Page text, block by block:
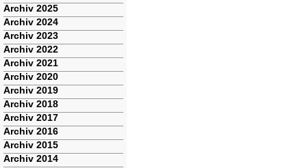
Archiv 2025
Archiv 2024
Archiv 2023
Archiv 2022
Archiv 2021
Archiv 2020
Archiv 2019
Archiv 2018
Archiv 2017
Archiv 2016
Archiv 2015
Archiv 2014